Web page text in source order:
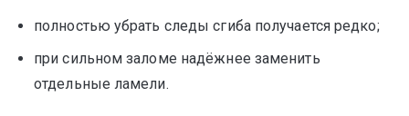
полностью убрать следы сгиба получается редко;
при сильном заломе надёжнее заменить
отдельные ламели.